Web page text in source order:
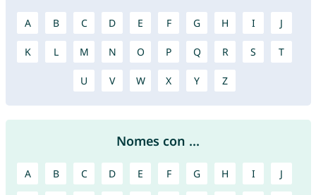
A B C D E F G H I J
K L M N O P Q R S T
U V W X Y Z
Nomes con ...
A B C D E F G H I J